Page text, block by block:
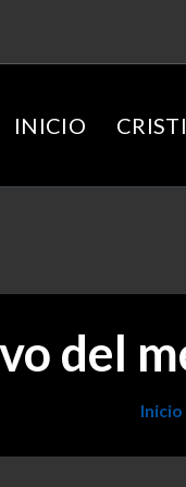
INICIO
del
Inicio